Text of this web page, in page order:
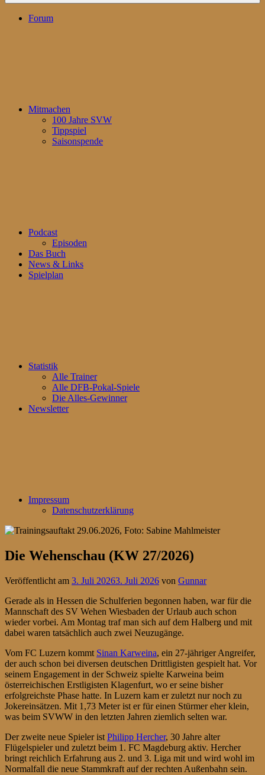
Forum
Mitmachen
100 Jahre SVW
Tippspiel
Saisonspende
Podcast
Episoden
Das Buch
News & Links
Spielplan
Statistik
Alle Trainer
Alle DFB-Pokal-Spiele
Die Alles-Gewinner
Newsletter
Impressum
Datenschutzerklärung
Die Wehenschau (KW 27/2026)
Veröffentlicht am 3. Juli 20263. Juli 2026 von Gunnar
Gerade als in Hessen die Schulferien begonnen haben, war für die
Mannschaft des SV Wehen Wiesbaden der Urlaub auch schon
wieder vorbei. Am Montag traf man sich auf dem Halberg und mit
dabei waren tatsächlich auch zwei Neuzugänge.
Vom FC Luzern kommt Sinan Karweina, ein 27-jähriger Angreifer,
der auch schon bei diversen deutschen Drittligisten gespielt hat. Vor
seinem Engagement in der Schweiz spielte Karweina beim
österreichischen Erstligisten Klagenfurt, wo er seine bisher
erfolgreichste Phase hatte. In Luzern kam er zuletzt nur noch zu
Jokereinsätzen. Mit 1,73 Meter ist er für einen Stürmer eher klein,
was beim SVWW in den letzten Jahren ziemlich selten war.
Der zweite neue Spieler ist Philipp Hercher, 30 Jahre alter
Flügelspieler und zuletzt beim 1. FC Magdeburg aktiv. Hercher
bringt reichlich Erfahrung aus 2. und 3. Liga mit und wird wohl im
Normalfall die neue Stammkraft auf der rechten Außenbahn sein.